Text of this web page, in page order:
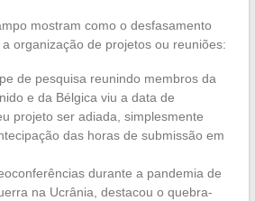
mostram como o desfasamento
organização de projetos ou reuniões:
de pesquisa reunindo membros da
e da Bélgica viu a data de
projeto ser adiada, simplesmente
das horas de submissão em
durante a pandemia de
na Ucrânia, destacou o quebra-